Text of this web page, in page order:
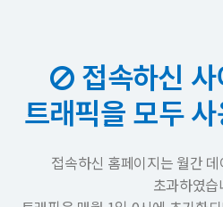
접속하신
트래픽을 모두
접속하신 홈페이지는 월간
초과하였